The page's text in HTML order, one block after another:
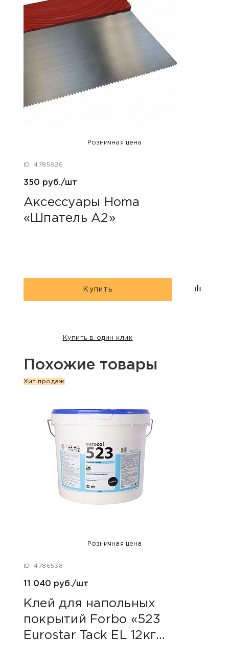
Розничная цена
ID: 4785826
350 руб./шт
Аксессуары Homa
«Шпатель А2»
Купить
Купить в один клик
Похожие товары
Хит продаж
Розничная цена
ID: 4786538
11 040 руб./шт
Клей для напольных
покрытий Forbo «523
Eurostar Tack EL 12кг